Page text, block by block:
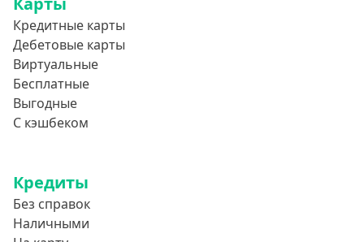
Кредитные карты
Дебетовые карты
Виртуальные
Бесплатные
Выгодные
С кэшбеком
Кредиты
Без справок
Наличными